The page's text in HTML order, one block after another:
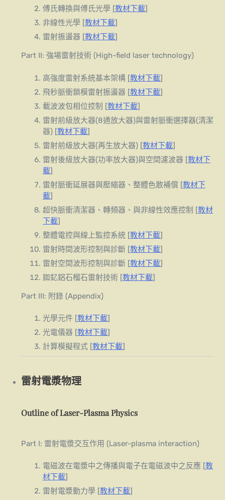
傅氏轉換與傅氏光學 [教材下載]
非線性光學 [教材下載]
雷射振盪器 [教材下載]
Part II: 強場雷射技術 (High-field laser technology)
高強度雷射系統基本架構 [教材下載]
飛秒脈衝鎖模雷射振盪器 [教材下載]
載波波包相位控制 [教材下載]
雷射前級放大器(8通放大器)與雷射脈衝選擇器(清潔
器) [教材下載]
雷射前級放大器(再生放大器) [教材下載]
雷射後級放大器(功率放大器)與空間濾波器 [教材下
載]
雷射脈衝延展器與壓縮器、整體色散補償 [教材下
載]
超快脈衝清潔器、轉頻器、與非線性效應控制 [教材
下載]
整體電控與線上監控系統 [教材下載]
雷射時間波形控制與診斷 [教材下載]
雷射空間波形控制與診斷 [教材下載]
銣釔鋁石榴石雷射技術 [教材下載]
Part III: 附錄 (Appendix)
光學元件 [教材下載]
光電儀器 [教材下載]
計算模擬程式 [教材下載]
雷射電漿物理
Outline of Laser-Plasma Physics
Part I: 雷射電漿交互作用 (Laser-plasma interaction)
電磁波在電漿中之傳播與電子在電磁波中之反應 [教
材下載]
雷射電漿動力學 [教材下載]